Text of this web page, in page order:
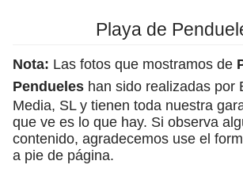
Playa de
Nota: Las fotos que mostramos de
Pendueles han sido realizadas por
Media, SL y tienen toda nuestra
que ve es lo que hay. Si observa
contenido, agradecemos use el
a pie de página.